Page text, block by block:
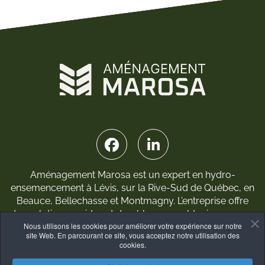
Aménagement Marosa est un expert en hydro-
ensemencement à Lévis, sur la Rive-Sud de Québec, en
Beauce, Bellechasse et Montmagny. L’entreprise offre
des solutions rapides et durables pour obtenir un gazon
dense ainsi que des services complets en terrassement
et aménagement paysager.
Nous utilisons les cookies pour améliorer votre expérience sur notre
site Web. En parcourant ce site, vous acceptez notre utilisation des
cookies.